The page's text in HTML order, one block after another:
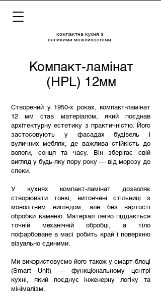
компактна кухня з
великими можливостями
Компакт-ламінат
(HPL) 12мм
Створений у 1950-х роках, компакт-ламінат
12 мм став матеріалом, який поєднав
архітектурну естетику з практичністю. Його
застосовують у фасадах будівель і
вуличних меблях, де важлива стійкість до
вологи, сонця та часу. Він зберігає свій
вигляд у будь-яку пору року — від морозу до
спеки.
У кухнях компакт-ламінат дозволяє
створювати тонкі, витончені стільниці з
монолітним виглядом, але без вартості
обробки каменю. Матеріал легко піддається
точній механічній обробці, а тіло
пофарбоване в масі робить край і поверхню
візуально єдиними.
Ми використовуємо його також у смарт-блоці
(Smart Unit) — функціональному центрі
кухні, який поєднує інженерну логіку та
мінімалізм.